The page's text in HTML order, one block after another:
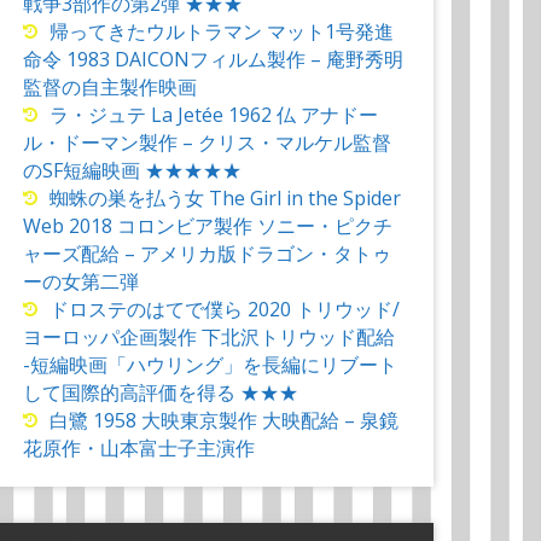
帰ってきたウルトラマン マット1号発進
命令 1983 DAICONフィルム製作 – 庵野秀明
監督の自主製作映画
ラ・ジュテ La Jetée 1962 仏 アナドー
ル・ドーマン製作 – クリス・マルケル監督
のSF短編映画 ★★★★★
蜘蛛の巣を払う女 The Girl in the Spider
Web 2018 コロンビア製作 ソニー・ピクチ
ャーズ配給 – アメリカ版ドラゴン・タトゥ
ーの女第二弾
ドロステのはてで僕ら 2020 トリウッド/
ヨーロッパ企画製作 下北沢トリウッド配給
-短編映画「ハウリング」を長編にリブート
して国際的高評価を得る ★★★
白鷺 1958 大映東京製作 大映配給 – 泉鏡
花原作・山本富士子主演作